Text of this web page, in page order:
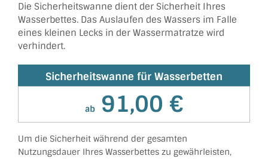
Die Sicherheitswanne dient der Sicherheit Ihres
Wasserbettes. Das Auslaufen des Wassers im Falle
eines kleinen Lecks in der Wassermatratze wird
verhindert.
Sicherheitswanne für Wasserbetten
ab 91,00 €
Um die Sicherheit während der gesamten
Nutzungsdauer Ihres Wasserbettes zu gewährleisten,